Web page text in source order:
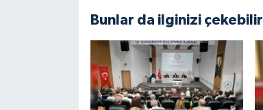
Bunlar da ilginizi çekebilir